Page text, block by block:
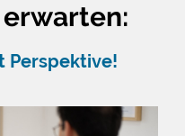
Perspektive!